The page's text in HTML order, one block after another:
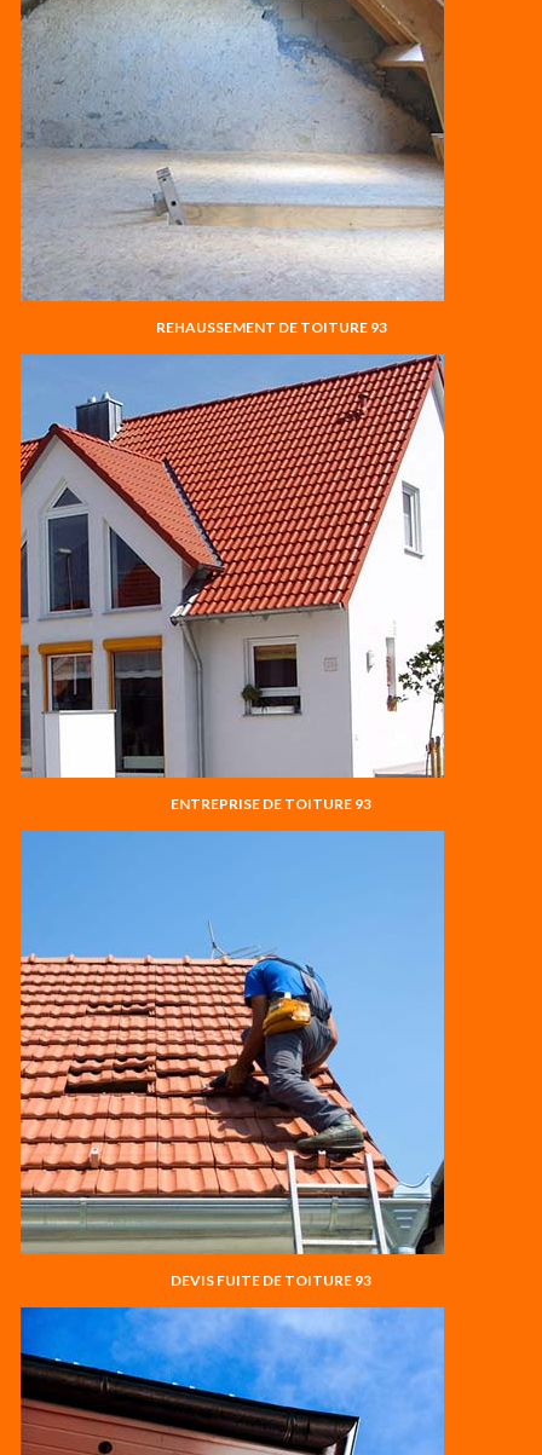
REHAUSSEMENT DE TOITURE 93
ENTREPRISE DE TOITURE 93
DEVIS FUITE DE TOITURE 93